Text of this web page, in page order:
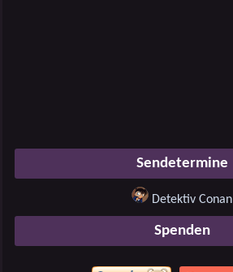
Sendetermine
Detektiv Conan
Spenden